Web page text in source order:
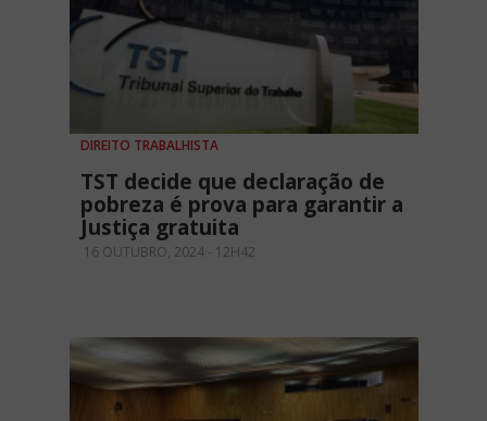
DIREITO TRABALHISTA
TST decide que declaração de
pobreza é prova para garantir a
Justiça gratuita
16 OUTUBRO, 2024 - 12H42